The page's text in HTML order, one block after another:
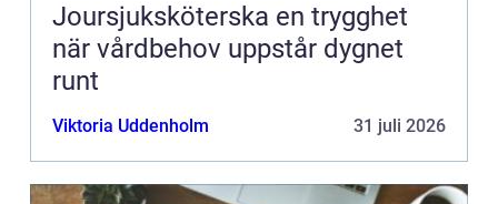
Joursjuksköterska en trygghet
när vårdbehov uppstår dygnet
runt
Viktoria Uddenholm 31 juli 2026